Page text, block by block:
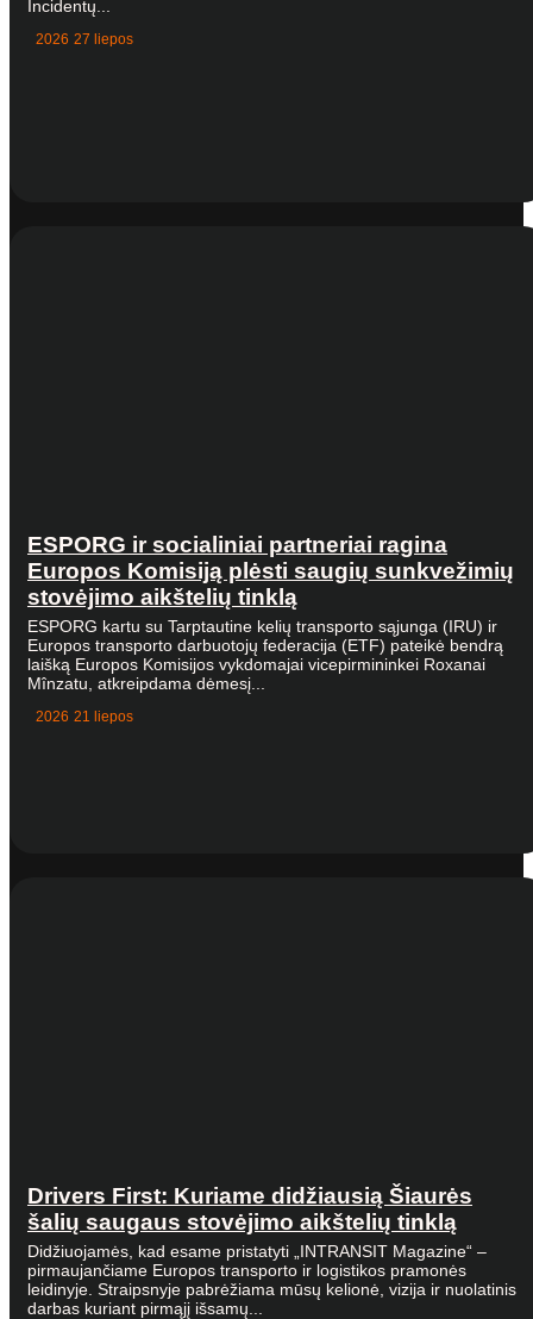
Incidentų...
2026 27 liepos
ESPORG ir socialiniai partneriai ragina
Europos Komisiją plėsti saugių sunkvežimių
stovėjimo aikštelių tinklą
ESPORG kartu su Tarptautine kelių transporto sąjunga (IRU) ir
Europos transporto darbuotojų federacija (ETF) pateikė bendrą
laišką Europos Komisijos vykdomajai vicepirmininkei Roxanai
Mînzatu, atkreipdama dėmesį...
2026 21 liepos
Drivers First: Kuriame didžiausią Šiaurės
šalių saugaus stovėjimo aikštelių tinklą
Didžiuojamės, kad esame pristatyti „INTRANSIT Magazine“ –
pirmaujančiame Europos transporto ir logistikos pramonės
leidinyje. Straipsnyje pabrėžiama mūsų kelionė, vizija ir nuolatinis
darbas kuriant pirmąjį išsamų...